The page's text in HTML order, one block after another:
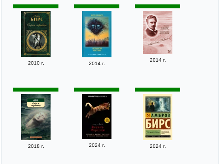
2010 г. 2014 г.
2014 г.
2018 г. 2024 г. 2024 г.